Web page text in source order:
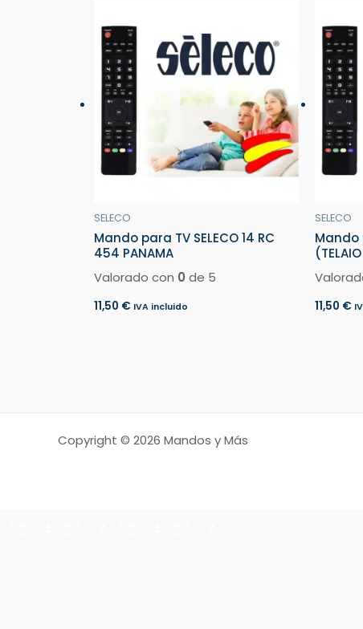
SELECO
Mando para TV SELECO 14 RC
454 PANAMA
Valorado con 0 de 5
11,50 € IVA incluido
SELECO
Mando
11,50 €
Copyright © 2026 Mandos y Más